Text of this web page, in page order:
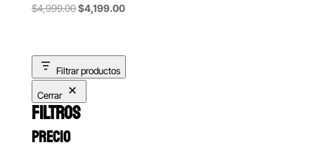
$4,999.00Original
$4,999.00.
$4,199.00Current
$4,199.00.
Filtrar productos
Cerrar
FILTROS
PRECIO